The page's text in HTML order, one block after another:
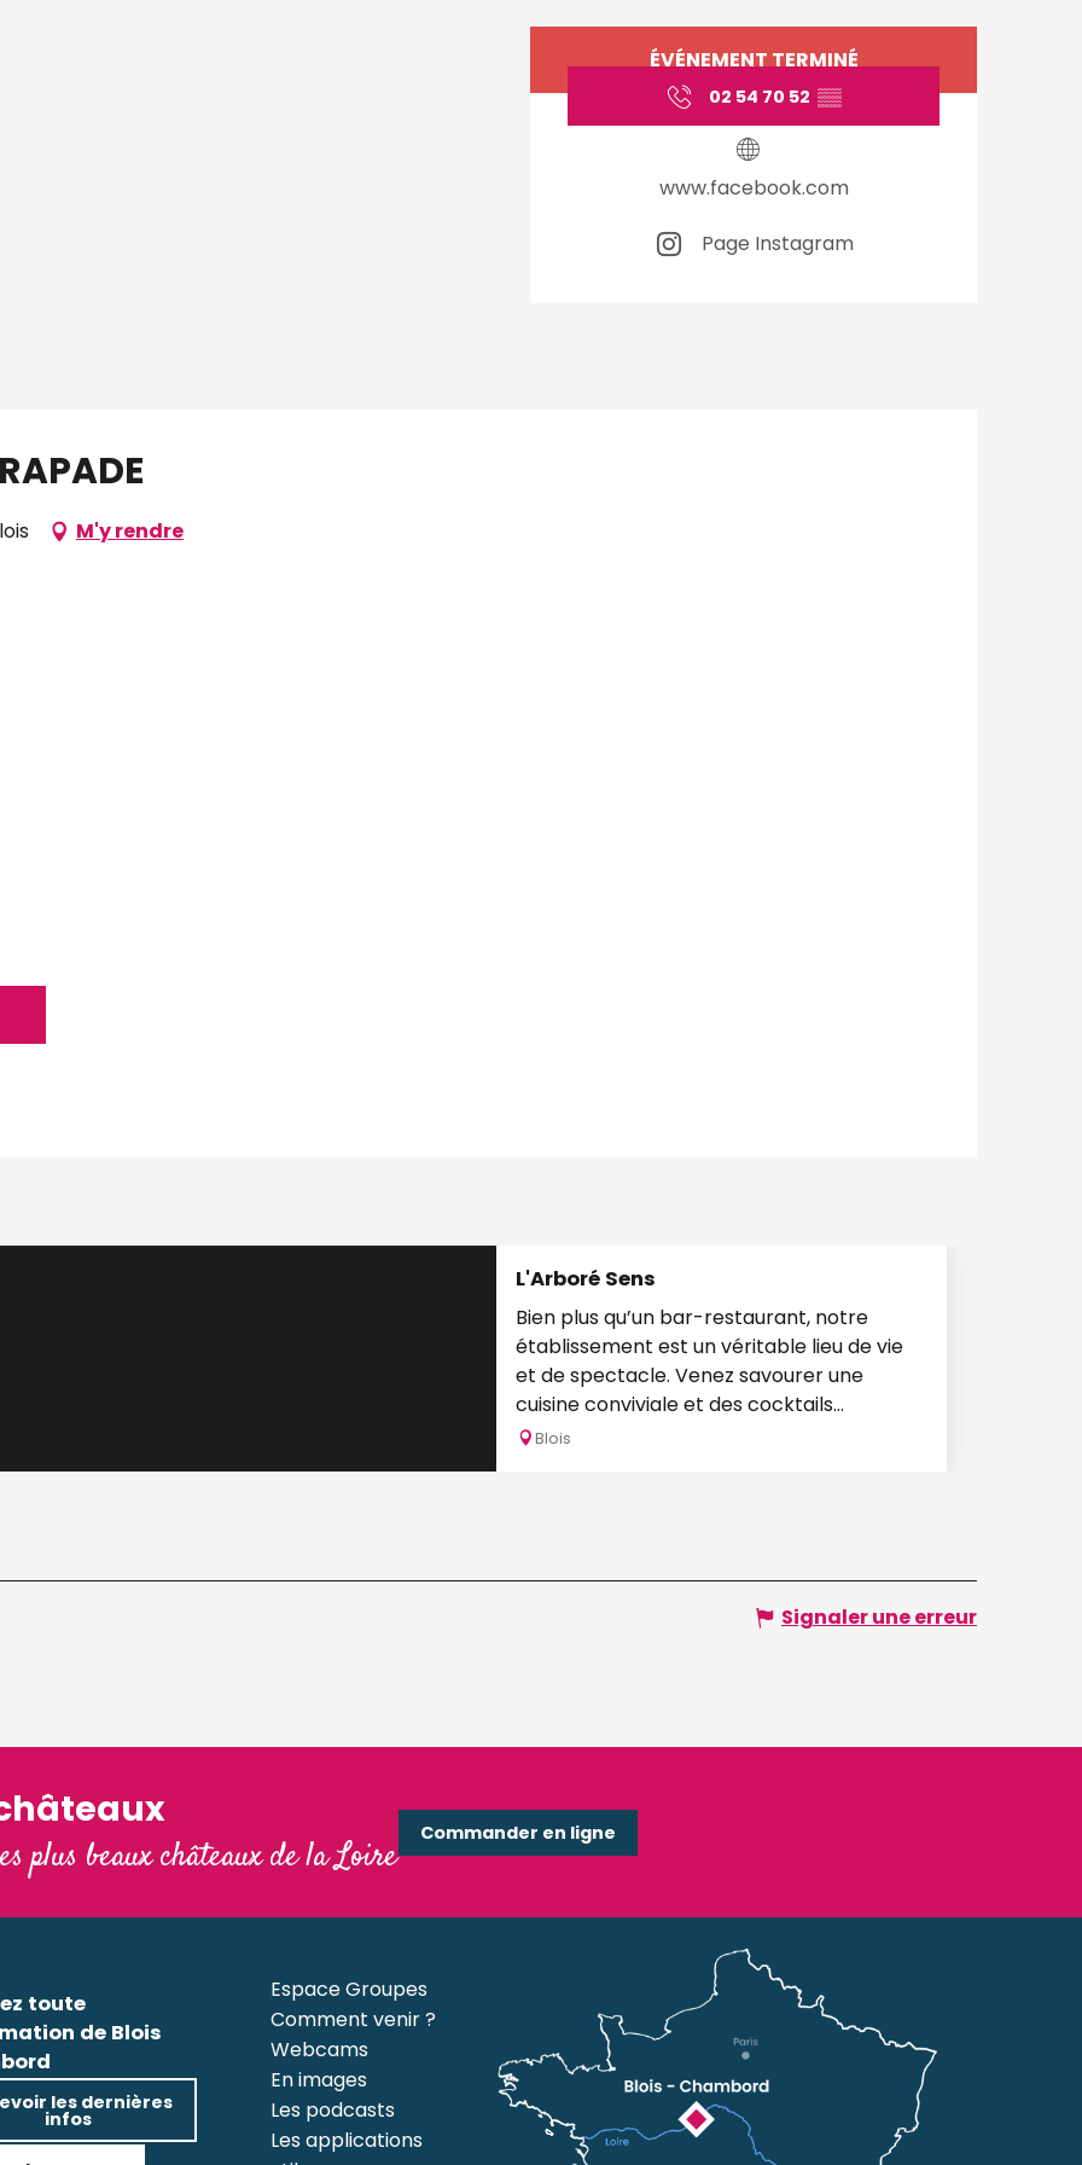
Ouverture et
ÉVÉNEMENT TERMINÉ
02 54 70 52 ▒▒
www.facebook.com
Page Instagram
M'y rendre
L'Arboré Sens
Bien plus qu’un bar-restaurant, notre
établissement est un véritable lieu de vie
et de spectacle. Venez savourer une
cuisine conviviale et des cocktails
soigneusement...
Blois
Signaler une erreur
plus beaux châteaux de la Loire
Commander en ligne
toute
de Blois
les dernières
infos
Espace Groupes
Comment venir ?
Webcams
En images
Les podcasts
Les applications